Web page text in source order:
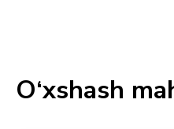
O‘xshash